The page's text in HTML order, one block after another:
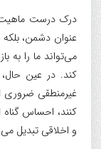
درک درست ماهیت
عنوان دشمن، بلکه
می‌تواند ما را به
کند. در عین
غیرمنطقی ضروری
کنند، احساس گناه
و اخلاقی تبدیل